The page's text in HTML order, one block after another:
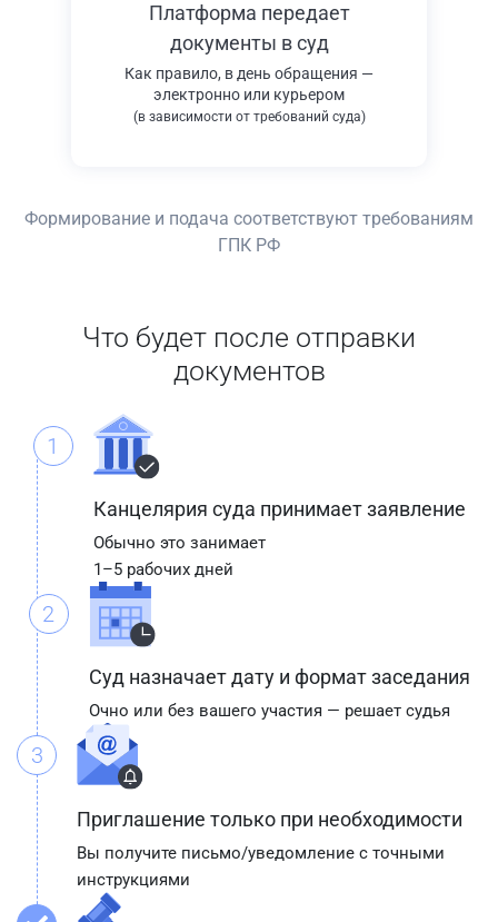
Платформа передает
документы в суд
Как правило, в день обращения —
электронно или курьером
(в зависимости от требований суда)
Формирование и подача соответствуют требованиям
ГПК РФ
Что будет после отправки
документов
1
Канцелярия суда принимает заявление
Обычно это занимает
1–5 рабочих дней
2
Суд назначает дату и формат заседания
Очно или без вашего участия — решает судья
3
Приглашение только при необходимости
Вы получите письмо/уведомление с точными
инструкциями